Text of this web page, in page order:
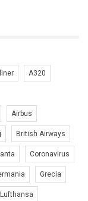
A320
Airbus
British Airways
Coronavirus
Grecia
Lufthansa